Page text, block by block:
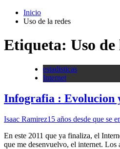
Inicio
Uso de la redes
Etiqueta: Uso de
estadisticas
Internet
Infografia : Evolucion
Isaac Ramirez15 años desde que se
En este 2011 que ya finaliza, el
que me desenvuelvo, el internet.